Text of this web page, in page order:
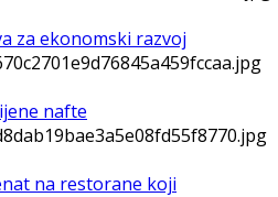
za ekonomski razvoj
nafte
na restorane koji